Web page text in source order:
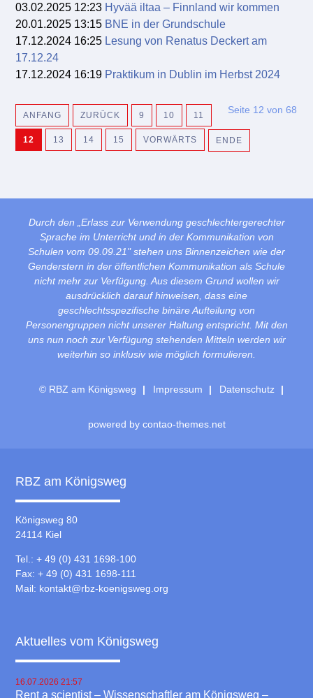
03.02.2025 12:23 Hyvää iltaa – Finnland wir kommen
20.01.2025 13:15 BNE in der Grundschule
17.12.2024 16:25 Lesung von Renatus Deckert am
17.12.24
17.12.2024 16:19 Praktikum in Dublin im Herbst 2024
Seite 12 von 68
ANFANG ZURÜCK 9 10 11
12 13 14 15 VORWÄRTS ENDE
Durch den „Erlass zur Verwendung geschlechtergerechter
Sprache im Unterricht und in der Kommunikation von
Schulen vom 09.09.21" stehen uns Binnenzeichen wie der
Genderstern in der öffentlichen Kommunikation als Schule
nicht mehr zur Verfügung. Aus diesem Grund wollen wir
ausdrücklich darauf hinweisen, dass eine
geschlechtsspezifische binäre Aufteilung von
Personengruppen nicht unserer Haltung entspricht. Mit den
uns nun noch zur Verfügung stehenden Mitteln werden wir
weiterhin so inklusiv wie möglich formulieren.
© RBZ am Königsweg Impressum Datenschutz
powered by contao-themes.net
RBZ am Königsweg
Königsweg 80
24114 Kiel
Tel.: + 49 (0) 431 1698-100
Fax: + 49 (0) 431 1698-111
Mail: kontakt@rbz-koenigsweg.org
Aktuelles vom Königsweg
16.07.2026 21:57
Rent a scientist – Wissenschaftler am Königsweg –